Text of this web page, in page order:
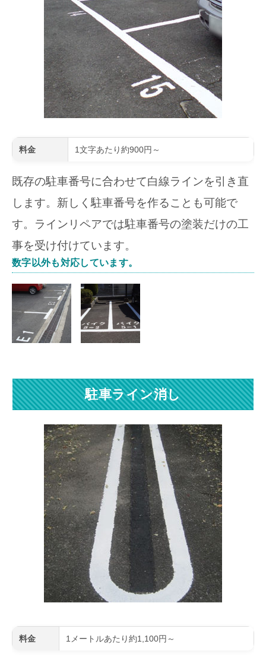
料金 1文字あたり約900円～
既存の駐車番号に合わせて白線ラインを引き直
します。新しく駐車番号を作ることも可能で
す。ラインリペアでは駐車番号の塗装だけの工
事を受け付けています。
数字以外も対応しています。
駐車ライン消し
料金 1メートルあたり約1,100円～